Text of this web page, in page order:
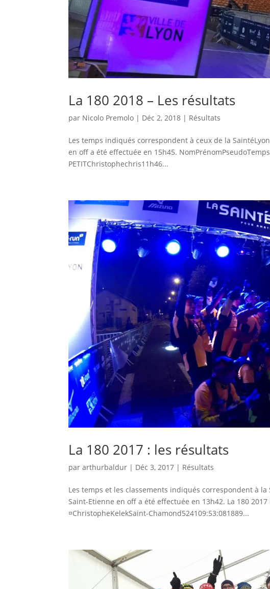
La 180 2018 – Les résultats
par Nicolo Premolo | Déc 2, 2018 | Résultats
Les temps indiqués correspondent à ceux de la
en off a été effectuée en 15h45.
PETITChristophechris11h46...
La 180 2017 : les résultats
pararthurbaldur | Déc 3, 2017 | Résultats
Les temps et les classements indiqués correspondent à
Saint-Etienne en off a été effectuée en 13h42. La 180
¤ChristopheKelekSaint-Chamond524109:53:081889...